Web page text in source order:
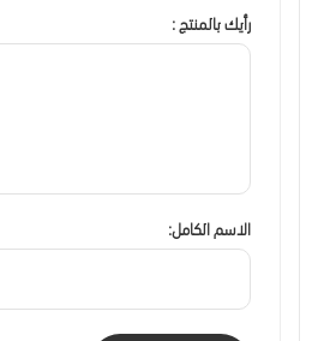
رأيك بالمنتج :
الاسم الكامل: